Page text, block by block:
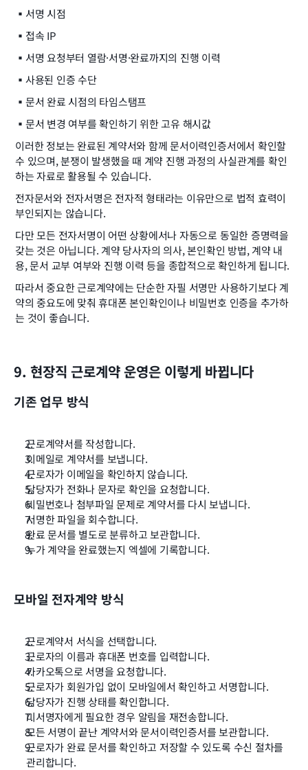
▪️ 서명 시점
▪️ 접속 IP
▪️ 서명 요청부터 열람·서명·완료까지의 진행 이력
▪️ 사용된 인증 수단
▪️ 문서 완료 시점의 타임스탬프
▪️ 문서 변경 여부를 확인하기 위한 고유 해시값
이러한 정보는 완료된 계약서와 함께 문서이력인증서에서 확인할
수 있으며, 분쟁이 발생했을 때 계약 진행 과정의 사실관계를 확인
하는 자료로 활용될 수 있습니다.
전자문서와 전자서명은 전자적 형태라는 이유만으로 법적 효력이
부인되지는 않습니다.
다만 모든 전자서명이 어떤 상황에서나 자동으로 동일한 증명력을
갖는 것은 아닙니다. 계약 당사자의 의사, 본인확인 방법, 계약 내
용, 문서 교부 여부와 진행 이력 등을 종합적으로 확인하게 됩니다.
따라서 중요한 근로계약에는 단순한 자필 서명만 사용하기보다 계
약의 중요도에 맞춰 휴대폰 본인확인이나 비밀번호 인증을 추가하
는 것이 좋습니다.
9. 현장직 근로계약 운영은 이렇게 바뀝니다
기존 업무 방식
근로계약서를 작성합니다.
이메일로 계약서를 보냅니다.
근로자가 이메일을 확인하지 않습니다.
담당자가 전화나 문자로 확인을 요청합니다.
비밀번호나 첨부파일 문제로 계약서를 다시 보냅니다.
서명한 파일을 회수합니다.
완료 문서를 별도로 분류하고 보관합니다.
누가 계약을 완료했는지 엑셀에 기록합니다.
모바일 전자계약 방식
근로계약서 서식을 선택합니다.
근로자의 이름과 휴대폰 번호를 입력합니다.
카카오톡으로 서명을 요청합니다.
근로자가 회원가입 없이 모바일에서 확인하고 서명합니다.
담당자가 진행 상태를 확인합니다.
미서명자에게 필요한 경우 알림을 재전송합니다.
모든 서명이 끝난 계약서와 문서이력인증서를 보관합니다.
근로자가 완료 문서를 확인하고 저장할 수 있도록 수신 절차를
관리합니다.